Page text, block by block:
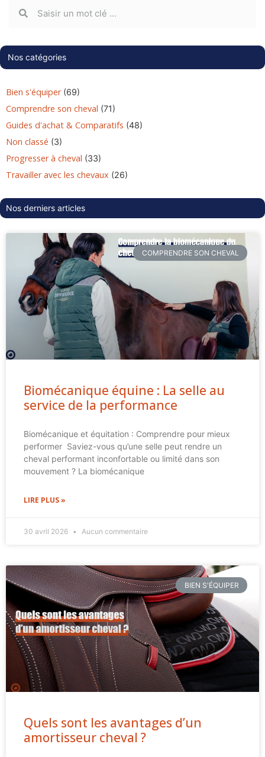
Nos catégories
Bien s'équiper(69)
Comprendre son cheval (71)
Guides d'achat & Comparatifs (48)
Non classé (3)
Progresser à cheval (33)
Travailler avec les chevaux (26)
Nos derniers articles
COMPRENDRE SON CHEVAL
Biomécanique équine : La selle au
service de la performance
Biomécanique et équitation : Comprendre pour mieux
performer Saviez-vous qu’une selle peut rendre un
cheval performant inconfortable ou limité dans son
mouvement ? La biomécanique
LIRE PLUS »
30 avril 2026 Aucun commentaire
BIEN S'ÉQUIPER
Quels sont les avantages d’un
amortisseur cheval ?